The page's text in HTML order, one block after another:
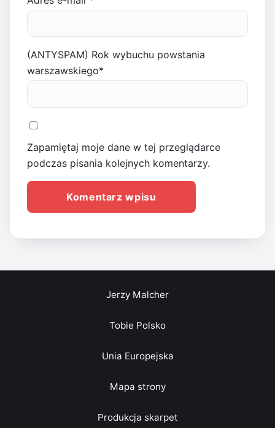
(ANTYSPAM) Rok wybuchu powstania
warszawskiego*
Zapamiętaj moje dane w tej przeglądarce
podczas pisania kolejnych komentarzy.
Jerzy Malcher
Tobie Polsko
Unia Europejska
Mapa strony
Produkcja skarpet